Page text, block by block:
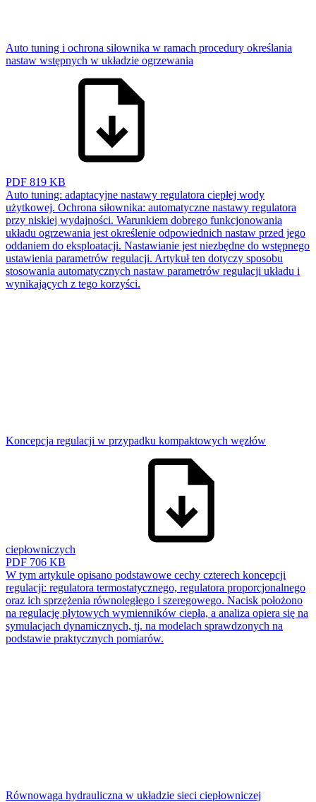
Auto tuning i ochrona siłownika w ramach procedury określania
nastaw wstępnych w układzie ogrzewania
PDF 819 KB
Auto tuning: adaptacyjne nastawy regulatora ciepłej wody
użytkowej. Ochrona siłownika: automatyczne nastawy regulatora
przy niskiej wydajności. Warunkiem dobrego funkcjonowania
układu ogrzewania jest określenie odpowiednich nastaw przed jego
oddaniem do eksploatacji. Nastawianie jest niezbędne do wstępnego
ustawienia parametrów regulacji. Artykuł ten dotyczy sposobu
stosowania automatycznych nastaw parametrów regulacji układu i
wynikających z tego korzyści.
Koncepcja regulacji w przypadku kompaktowych węzłów
ciepłowniczych
PDF 706 KB
W tym artykule opisano podstawowe cechy czterech koncepcji
regulacji: regulatora termostatycznego, regulatora proporcjonalnego
oraz ich sprzężenia równoległego i szeregowego. Nacisk położono
na regulację płytowych wymienników ciepła, a analiza opiera się na
symulacjach dynamicznych, tj. na modelach sprawdzonych na
podstawie praktycznych pomiarów.
Równowaga hydrauliczna w układzie sieci ciepłowniczej